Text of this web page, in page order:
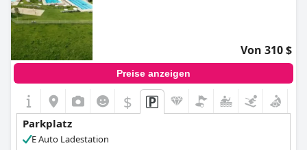
Von 310 $
Preise anzeigen
$
Parkplatz
E Auto Ladestation